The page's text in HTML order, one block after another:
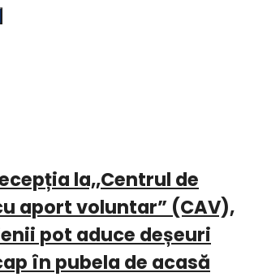
la,,Centrul de
aport voluntar” (CAV),
pot aduce deșeuri
în pubela de acasă